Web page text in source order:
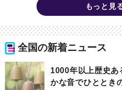
もっと見
全国の新着ニュース
1000年以上歴史あ
かな音でひととき